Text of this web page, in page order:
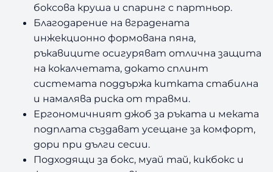
боксова круша и спаринг с партньор.
Благодарение на вградената
инжекционно формована пяна,
ръкавиците осигуряват отлична защита
на кокалчетата, докато сплинт
системата поддържа китката стабилна
и намалява риска от травми.
Ергономичният джоб за ръката и меката
подплата създават усещане за комфорт,
дори при дълги сесии.
Подходящи за бокс, муай тай, кикбокс и